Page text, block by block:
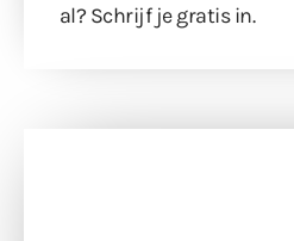
al? Schrijf je gratis in.